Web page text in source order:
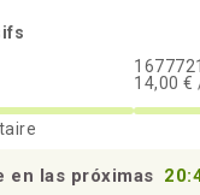
14,00 €
en las próximas